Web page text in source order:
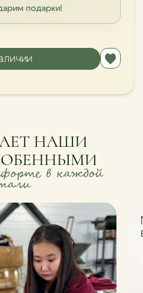
подарки!
в каждой
НАШИ